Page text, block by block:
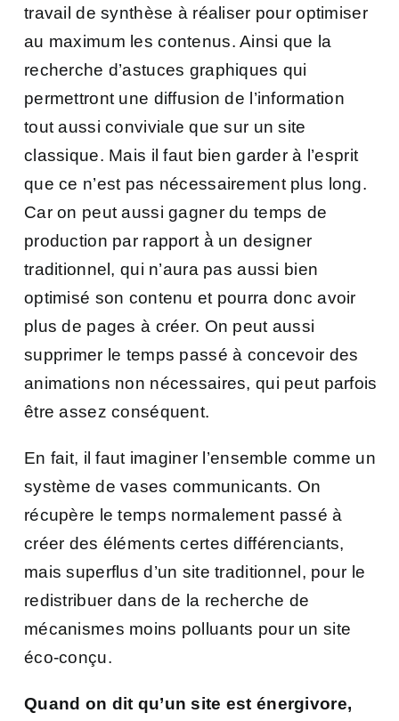
travail de synthèse à réaliser pour optimiser
au maximum les contenus. Ainsi que la
recherche d’astuces graphiques qui
permettront une diffusion de l’information
tout aussi conviviale que sur un site
classique. Mais il faut bien garder à l’esprit
que ce n’est pas nécessairement plus long.
Car on peut aussi gagner du temps de
production par rapport à̀ un designer
traditionnel, qui n’aura pas aussi bien
optimisé son contenu et pourra donc avoir
plus de pages à créer. On peut aussi
supprimer le temps passé à concevoir des
animations non nécessaires, qui peut parfois
être assez conséquent.
En fait, il faut imaginer l’ensemble comme un
système de vases communicants. On
récupère le temps normalement passé à
créer des éléments certes différenciants,
mais superflus d’un site traditionnel, pour le
redistribuer dans de la recherche de
mécanismes moins polluants pour un site
éco-conçu.
Quand on dit qu’un site est énergivore,